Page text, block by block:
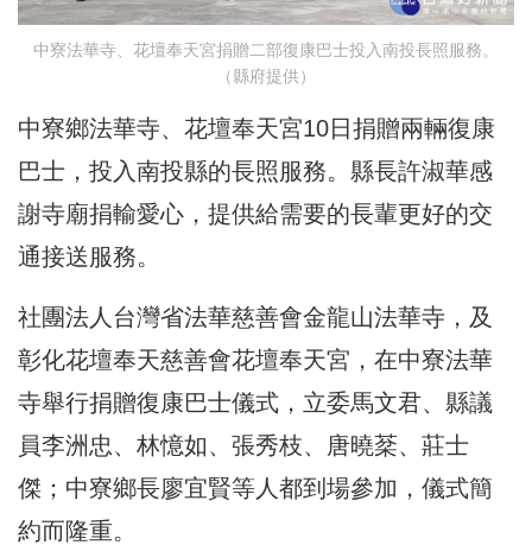
中寮法華寺、花壇奉天宮捐贈二部復康巴士投入南投長照服務。
（縣府提供）
中寮鄉法華寺、花壇奉天宮10日捐贈兩輛復康
巴士，投入南投縣的長照服務。縣長許淑華感
謝寺廟捐輸愛心，提供給需要的長輩更好的交
通接送服務。
社團法人台灣省法華慈善會金龍山法華寺，及
彰化花壇奉天慈善會花壇奉天宮，在中寮法華
寺舉行捐贈復康巴士儀式，立委馬文君、縣議
員李洲忠、林憶如、張秀枝、唐曉棻、莊士
傑；中寮鄉長廖宜賢等人都到場參加，儀式簡
約而隆重。